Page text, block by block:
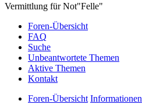
Vermittlung für Not"Felle"
Foren-Übersicht
FAQ
Suche
Unbeantwortete Themen
Aktive Themen
Kontakt
Foren-Übersicht Informationen